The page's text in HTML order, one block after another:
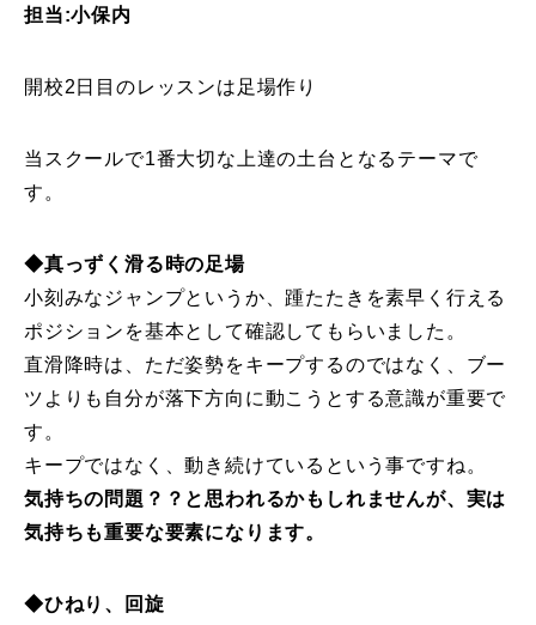
特別講座
PV
インストラクター募集
インストラクター一覧
コブレッスン参加のお客様の声 Review
レッスンレポート Report
よくある質問
レッスン内容について
お申し込みについて
担当:小保内
開校2日目のレッスンは足場作り
当スクールで1番大切な上達の土台となるテーマで
す。
◆真っずく滑る時の足場
小刻みなジャンプというか、踵たたきを素早く行える
ポジションを基本として確認してもらいました。
直滑降時は、ただ姿勢をキープするのではなく、ブー
ツよりも自分が落下方向に動こうとする意識が重要で
す。
キープではなく、動き続けているという事ですね。
気持ちの問題？？と思われるかもしれませんが、実は
気持ちも重要な要素になります。
◆ひねり、回旋